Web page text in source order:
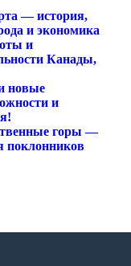
— история,
и экономика
и
Канады,
новые
и
горы —
поклонников